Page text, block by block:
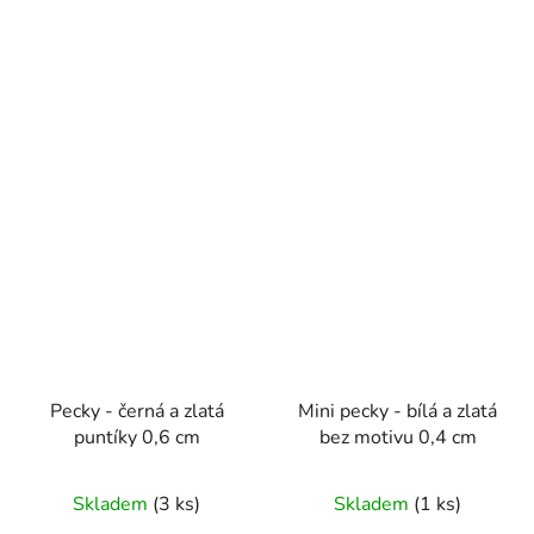
Pecky - černá a zlatá
puntíky 0,6 cm
Skladem (3 ks)
Mini pecky - bílá a zlatá
bez motivu 0,4 cm
Skladem (1 ks)